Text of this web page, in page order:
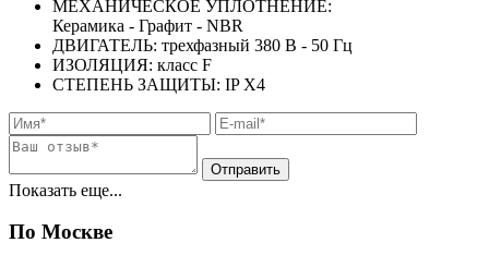
МЕХАНИЧЕСКОЕ УПЛОТНЕНИЕ:
Керамика - Графит - NBR
ДВИГАТЕЛЬ: трехфазный 380 В - 50 Гц
ИЗОЛЯЦИЯ: класс F
СТЕПЕНЬ ЗАЩИТЫ: IP Х4
Показать еще...
По Москве